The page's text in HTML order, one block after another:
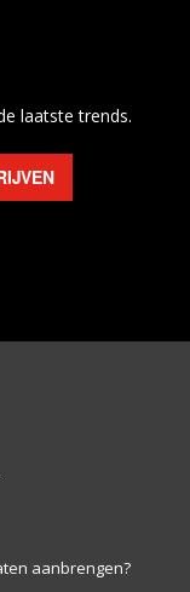
laatste trends.
aanbrengen?